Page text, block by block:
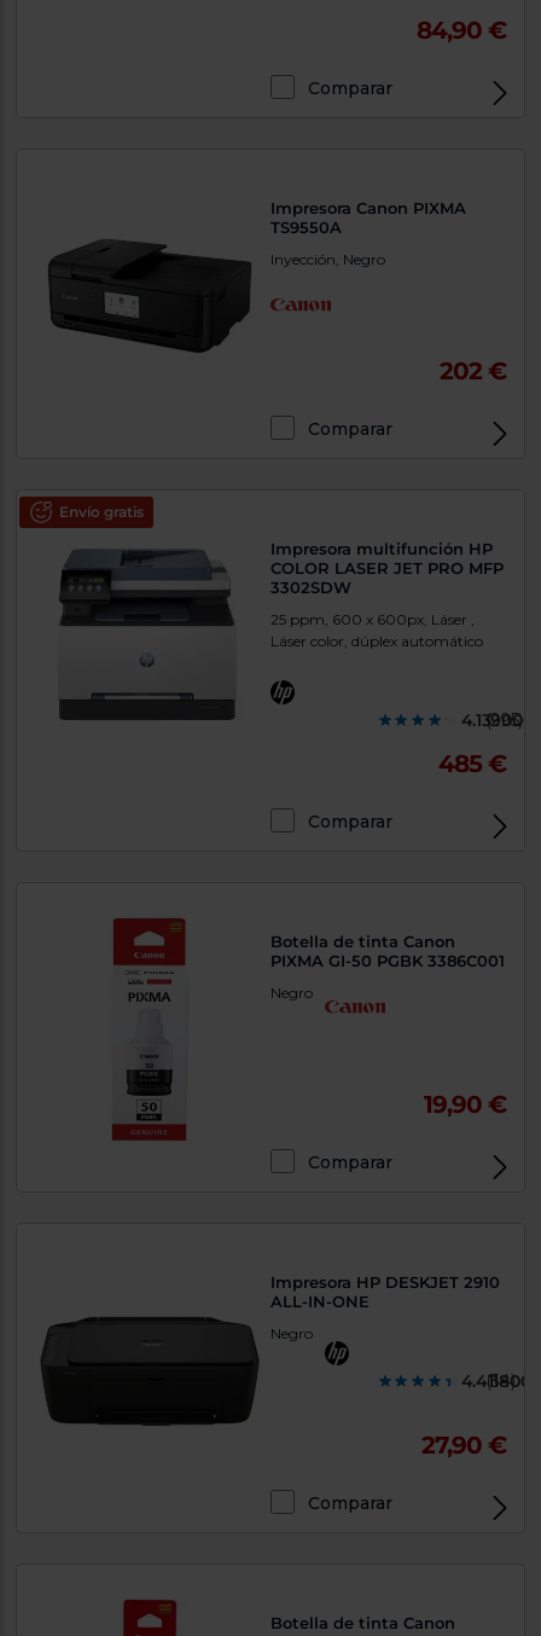
84,90 €
Comparar
Impresora Canon PIXMA
TS9550A
Inyección, Negro
202 €
Comparar
Envío gratis
Impresora multifunción HP
COLOR LASER JET PRO MFP
3302SDW
25 ppm, 600 x 600px, Láser ,
Láser color, dúplex automático
(295)
485 €
Comparar
Botella de tinta Canon
PIXMA GI-50 PGBK 3386C001
Negro
19,90 €
Comparar
Impresora HP DESKJET 2910
ALL-IN-ONE
Negro
4.4118000
(34)
27,90 €
Comparar
Botella de tinta Canon